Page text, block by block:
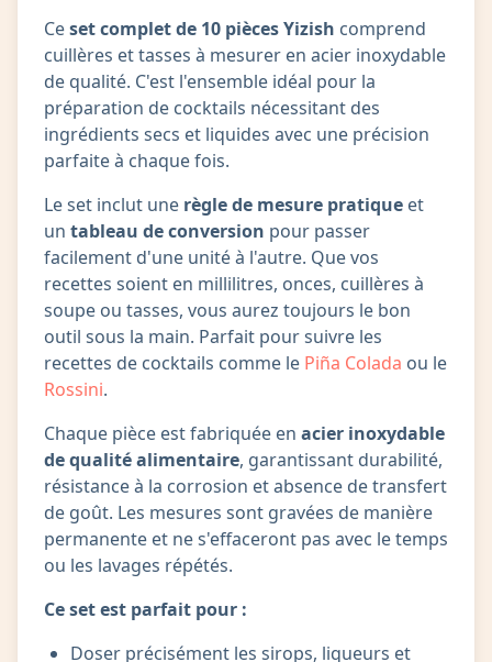
Ceset complet de 10 pièces Yizish comprend
cuillères et tasses à mesurer en acier inoxydable
de qualité. C'est l'ensemble idéal pour la
préparation de cocktails nécessitant des
ingrédients secs et liquides avec une précision
parfaite à chaque fois.
Le set inclut une règle de mesure pratique et
un tableau de conversion pour passer
facilement d'une unité à l'autre. Que vos
recettes soient en millilitres, onces, cuillères à
soupe ou tasses, vous aurez toujours le bon
outil sous la main. Parfait pour suivre les
recettes de cocktails comme le Piña Colada ou le
Rossini.
Chaque pièce est fabriquée en acier inoxydable
de qualité alimentaire, garantissant durabilité,
résistance à la corrosion et absence de transfert
de goût. Les mesures sont gravées de manière
permanente et ne s'effaceront pas avec le temps
ou les lavages répétés.
Ce set est parfait pour :
Doser précisément les sirops, liqueurs et